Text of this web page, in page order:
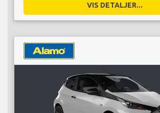
VIS DETALJER...